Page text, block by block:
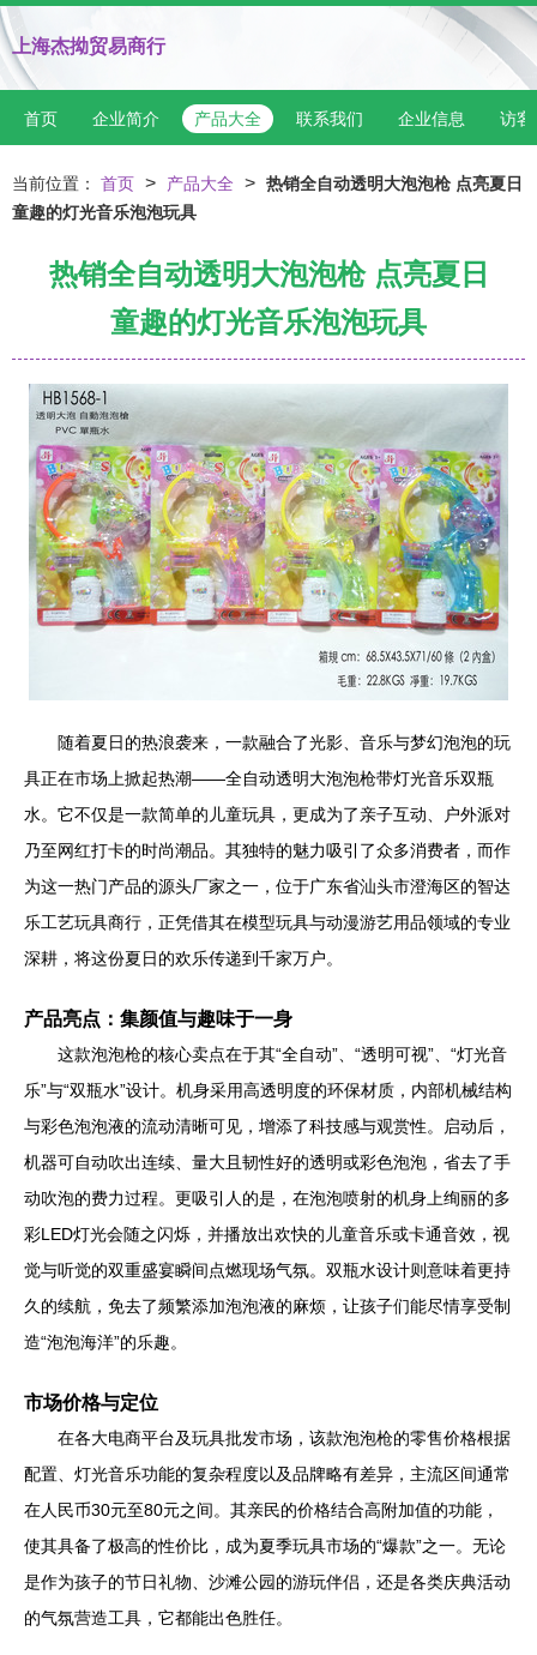
上海杰拗贸易商行
首页 企业简介 产品大全 联系我们 企业信息 访客
当前位置： 首页 > 产品大全 > 热销全自动透明大泡泡枪 点亮夏日
童趣的灯光音乐泡泡玩具
热销全自动透明大泡泡枪 点亮夏日
童趣的灯光音乐泡泡玩具
随着夏日的热浪袭来，一款融合了光影、音乐与梦幻泡泡的玩
具正在市场上掀起热潮——全自动透明大泡泡枪带灯光音乐双瓶
水。它不仅是一款简单的儿童玩具，更成为了亲子互动、户外派对
乃至网红打卡的时尚潮品。其独特的魅力吸引了众多消费者，而作
为这一热门产品的源头厂家之一，位于广东省汕头市澄海区的智达
乐工艺玩具商行，正凭借其在模型玩具与动漫游艺用品领域的专业
深耕，将这份夏日的欢乐传递到千家万户。
产品亮点：集颜值与趣味于一身
这款泡泡枪的核心卖点在于其“全自动”、“透明可视”、“灯光音
乐”与“双瓶水”设计。机身采用高透明度的环保材质，内部机械结构
与彩色泡泡液的流动清晰可见，增添了科技感与观赏性。启动后，
机器可自动吹出连续、量大且韧性好的透明或彩色泡泡，省去了手
动吹泡的费力过程。更吸引人的是，在泡泡喷射的机身上绚丽的多
彩LED灯光会随之闪烁，并播放出欢快的儿童音乐或卡通音效，视
觉与听觉的双重盛宴瞬间点燃现场气氛。双瓶水设计则意味着更持
久的续航，免去了频繁添加泡泡液的麻烦，让孩子们能尽情享受制
造“泡泡海洋”的乐趣。
市场价格与定位
在各大电商平台及玩具批发市场，该款泡泡枪的零售价格根据
配置、灯光音乐功能的复杂程度以及品牌略有差异，主流区间通常
在人民币30元至80元之间。其亲民的价格结合高附加值的功能，
使其具备了极高的性价比，成为夏季玩具市场的“爆款”之一。无论
是作为孩子的节日礼物、沙滩公园的游玩伴侣，还是各类庆典活动
的气氛营造工具，它都能出色胜任。